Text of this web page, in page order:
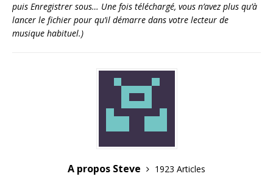
puis Enregistrer sous… Une fois téléchargé, vous n’avez plus qu’à
lancer le fichier pour qu’il démarre dans votre lecteur de
musique habituel.)
A propos Steve
1923 Articles